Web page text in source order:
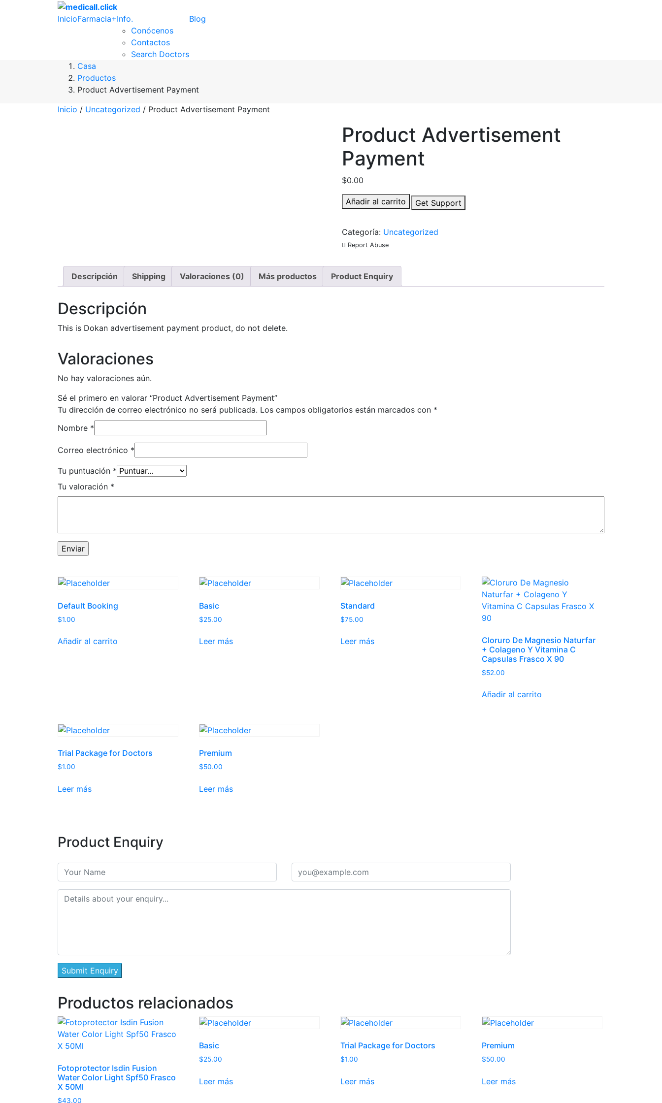
InicioFarmacia+Info.
Conócenos
Contactos
Search Doctors
Blog
Casa
Productos
Product Advertisement Payment
Inicio / Uncategorized / Product Advertisement Payment
Product Advertisement
Payment
$0.00
Product
Advertisement
cantidad
Añadir al carrito Get Support
Categoría: Uncategorized
Report Abuse
Descripción Shipping Valoraciones (0) Más productos Product Enquiry
Descripción
This is Dokan advertisement payment product, do not delete.
Valoraciones
No hay valoraciones aún.
Sé el primero en valorar “Product Advertisement Payment”
Tu dirección de correo electrónico no será publicada. Los campos obligatorios están marcados con *
Nombre *
Correo electrónico *
Tu puntuación *
Tu valoración *
Default Booking
$1.00
Añadir al carrito
Basic
$25.00
Leer más
Standard
$75.00
Leer más
Cloruro De Magnesio Naturfar
+ Colageno Y Vitamina C
Capsulas Frasco X 90
$52.00
Añadir al carrito
Trial Package for Doctors
$1.00
Leer más
Premium
$50.00
Leer más
Product Enquiry
Productos relacionados
Fotoprotector Isdin Fusion
Water Color Light Spf50 Frasco
X 50Ml
$43.00
Basic
$25.00
Leer más
Trial Package for Doctors
$1.00
Leer más
Premium
$50.00
Leer más